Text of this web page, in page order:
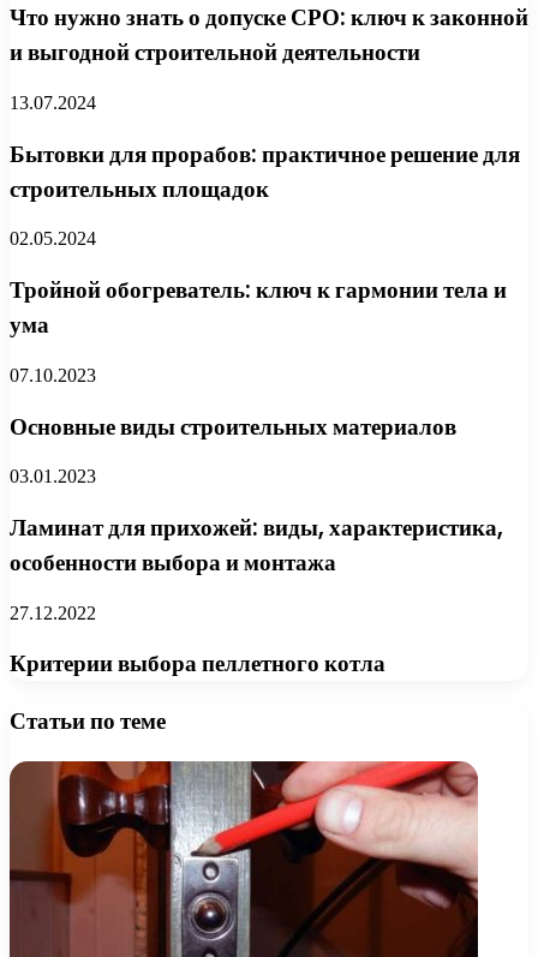
Что нужно знать о допуске СРО: ключ к законной
и выгодной строительной деятельности
13.07.2024
Бытовки для прорабов: практичное решение для
строительных площадок
02.05.2024
Тройной обогреватель: ключ к гармонии тела и
ума
07.10.2023
Основные виды строительных материалов
03.01.2023
Ламинат для прихожей: виды, характеристика,
особенности выбора и монтажа
27.12.2022
Критерии выбора пеллетного котла
Статьи по теме